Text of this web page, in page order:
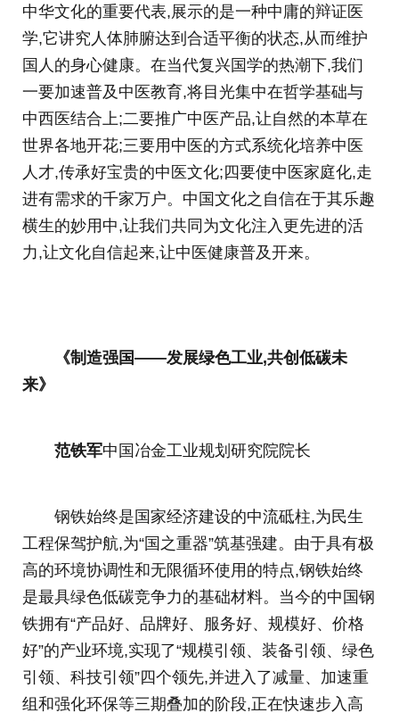
中华文化的重要代表,展示的是一种中庸的辩证医
学,它讲究人体肺腑达到合适平衡的状态,从而维护
国人的身心健康。在当代复兴国学的热潮下,我们
一要加速普及中医教育,将目光集中在哲学基础与
中西医结合上;二要推广中医产品,让自然的本草在
世界各地开花;三要用中医的方式系统化培养中医
人才,传承好宝贵的中医文化;四要使中医家庭化,走
进有需求的千家万户。中国文化之自信在于其乐趣
横生的妙用中,让我们共同为文化注入更先进的活
力,让文化自信起来,让中医健康普及开来。
《制造强国——发展绿色工业,共创低碳未
来》
范铁军中国冶金工业规划研究院院长
钢铁始终是国家经济建设的中流砥柱,为民生
工程保驾护航,为“国之重器”筑基强建。由于具有极
高的环境协调性和无限循环使用的特点,钢铁始终
是最具绿色低碳竞争力的基础材料。当今的中国钢
铁拥有“产品好、品牌好、服务好、规模好、价格
好”的产业环境,实现了“规模引领、装备引领、绿色
引领、科技引领”四个领先,并进入了减量、加速重
组和强化环保等三期叠加的阶段,正在快速步入高